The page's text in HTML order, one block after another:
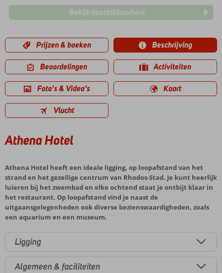
Bekijk beschikbaarheid
Prijzen & boeken Beschrijving
Beoordelingen Activiteiten
Foto's & Video's Kaart
Vlucht
Athena Hotel
Athena Hotel heeft een ideale ligging, op loopafstand van het
strand en het gezellige centrum van Rhodos-Stad. Je kunt heerlijk
luieren bij het zwembad en elke ochtend staat je ontbijt klaar in
het restaurant. Op loopafstand vind je naast de
uitgaansgelegenheden ook diverse bezienswaardigheden, zoals
een aquarium en een museum.
Ligging
Algemeen & faciliteiten